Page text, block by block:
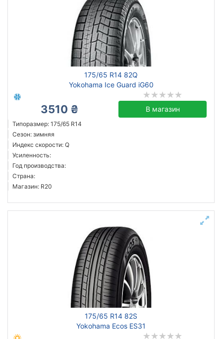
175/65 R14 82Q
Yokohama Ice Guard iG60
3510 ₴ В магазин
Типоразмер: 175/65 R14
Сезон: зимняя
Индекс скорости: Q
Усиленность:
Год производства:
Страна:
Магазин: R20
175/65 R14 82S
Yokohama Ecos ES31